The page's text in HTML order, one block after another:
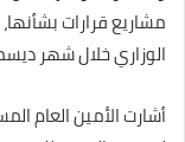
مشاريع قرارات
الوزاري خلال شهر
أشارت الأمين العام